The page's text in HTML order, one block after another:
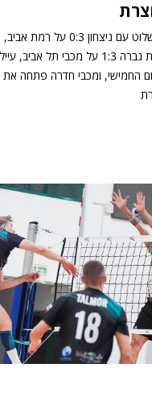
המובילה המשיכה לשלוט עם
החמישי, ומכבי חדרה פתחה את